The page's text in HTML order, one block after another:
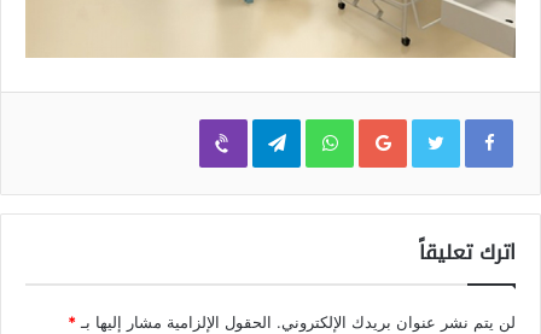
Google+
WhatsApp
Telegram
Viber
اترك تعليقاً
لن يتم نشر عنوان بريدك الإلكتروني. الحقول الإلزامية مشار إليها بـ*